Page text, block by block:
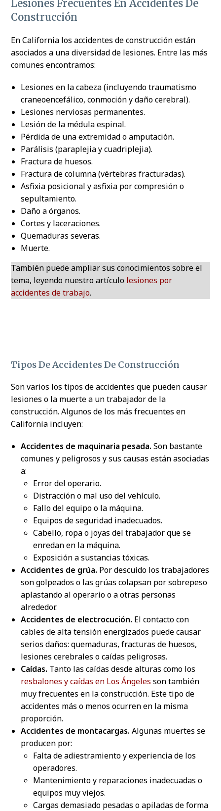
Lesiones Frecuentes En Accidentes De
Construcción
En California los accidentes de construcción están
asociados a una diversidad de lesiones. Entre las más
comunes encontramos:
Lesiones en la cabeza (incluyendo traumatismo
craneoencefálico, conmoción y daño cerebral).
Lesiones nerviosas permanentes.
Lesión de la médula espinal.
Pérdida de una extremidad o amputación.
Parálisis (paraplejia y cuadriplejia).
Fractura de huesos.
Fractura de columna (vértebras fracturadas).
Asfixia posicional y asfixia por compresión o
sepultamiento.
Daño a órganos.
Cortes y laceraciones.
Quemaduras severas.
Muerte.
También puede ampliar sus conocimientos sobre el
tema, leyendo nuestro artículo lesiones por
accidentes de trabajo.
Tipos De Accidentes De Construcción
Son varios los tipos de accidentes que pueden causar
lesiones o la muerte a un trabajador de la
construcción. Algunos de los más frecuentes en
California incluyen:
Accidentes de maquinaria pesada. Son bastante
comunes y peligrosos y sus causas están asociadas
a:
Error del operario.
Distracción o mal uso del vehículo.
Fallo del equipo o la máquina.
Equipos de seguridad inadecuados.
Cabello, ropa o joyas del trabajador que se
enredan en la máquina.
Exposición a sustancias tóxicas.
Accidentes de grúa. Por descuido los trabajadores
son golpeados o las grúas colapsan por sobrepeso
aplastando al operario o a otras personas
alrededor.
Accidentes de electrocución. El contacto con
cables de alta tensión energizados puede causar
serios daños: quemaduras, fracturas de huesos,
lesiones cerebrales o caídas peligrosas.
Caídas. Tanto las caídas desde alturas como los
resbalones y caídas en Los Ángeles son también
muy frecuentes en la construcción. Este tipo de
accidentes más o menos ocurren en la misma
proporción.
Accidentes de montacargas. Algunas muertes se
producen por:
Falta de adiestramiento y experiencia de los
operadores.
Mantenimiento y reparaciones inadecuadas o
equipos muy viejos.
Cargas demasiado pesadas o apiladas de forma